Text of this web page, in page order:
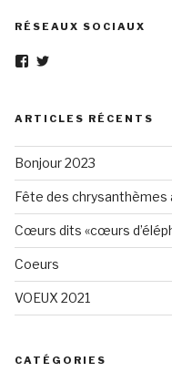
RÉSEAUX SOCIAUX
Voir
Eléphant-
160596147294205
sur
Facebook
Voir
elephantgris
Twitter
ARTICLES RÉCENTS
Bonjour 2023
Fête des chrysanthèmes
Cœurs dits «cœurs
Coeurs
VOEUX 2021
CATÉGORIES